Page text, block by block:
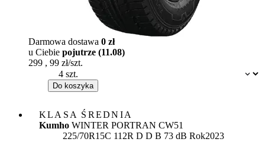
Dostępność:
Darmowa dostawa 0 zł
u Ciebie pojutrze (11.08)
299 , 99 zł/szt.
Do koszyka
KLASA ŚREDNIA
Kumho WINTER PORTRAN CW51
225/70R15C 112R Etykieta:
D D B 73 dB Rok2023